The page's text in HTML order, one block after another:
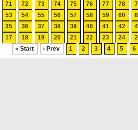
78
77
76
75
74
73
72
71
60
59
58
57
56
55
54
53
42
41
40
39
38
37
36
35
24
23
22
21
20
19
18
17
6
5
4
3
2
1
‹ Prev
« Start